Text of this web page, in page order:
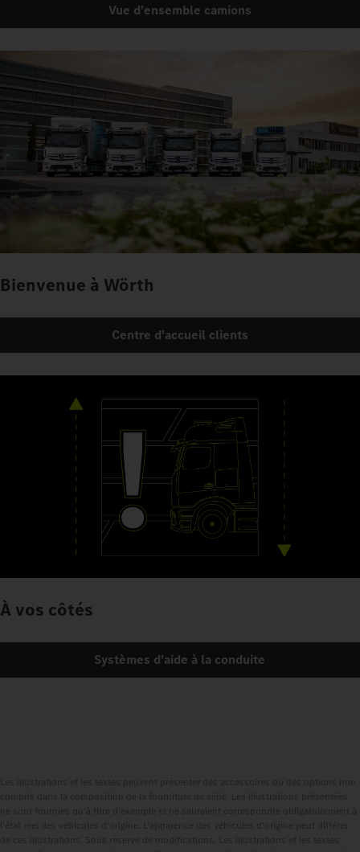
Vue d'ensemble camions
Bienvenue à Wörth
Centre d'accueil clients
À vos côtés
Systèmes d'aide à la conduite